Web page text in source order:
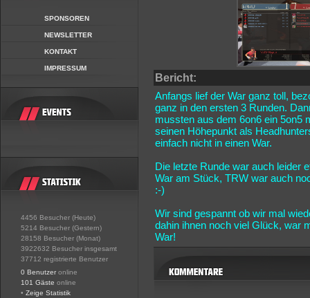
SPONSOREN
NEWSLETTER
KONTAKT
IMPRESSUM
4456 Besucher (Heute)
5214 Besucher (Gestern)
28158 Besucher (Monat)
3922632 Besucher insgesamt
37712 registrierte Benutzer
0 Benutzer online
101 Gäste online
• Zeige Statistik
Bericht:
Anfangs lief der War ganz toll,
ganz in den ersten 3 Runden.
mussten aus dem 6on6 ein 5on5
seinen Höhepunkt als
einfach nicht in einen War.
Die letzte Runde war auch leider
War am Stück, TRW war auch
:-)
Wir sind gespannt ob wir mal
dahin ihnen noch viel Glück, war
War!